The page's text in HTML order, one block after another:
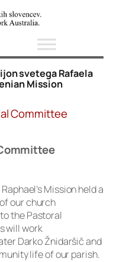
svetega Rafaela
Mission
Committee
Mission held a
our church
the Pastoral
will work
Darko Žnidaršič and
life of our parish.